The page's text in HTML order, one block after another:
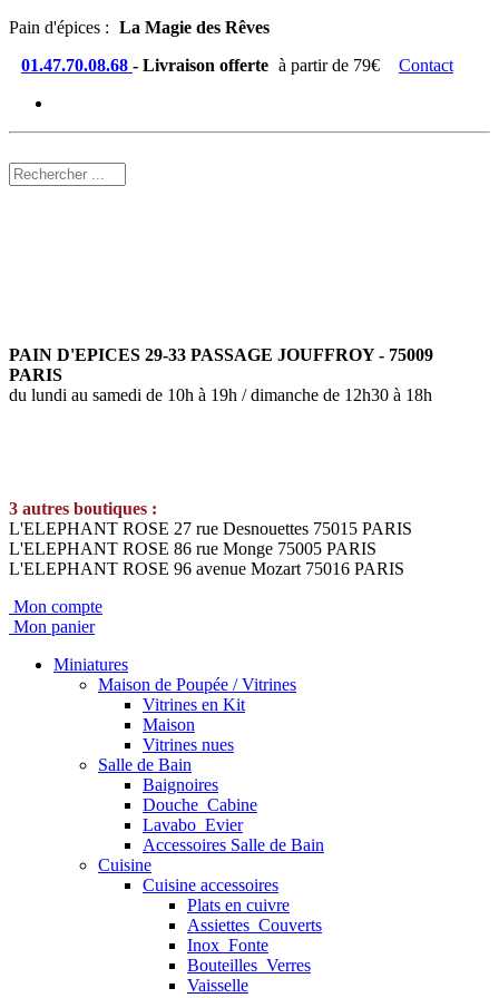
Pain d'épices : La Magie des Rêves
01.47.70.08.68 - Livraison offerte à partir de 79€ Contact
PAIN D'EPICES 29-33 PASSAGE JOUFFROY - 75009
PARIS
du lundi au samedi de 10h à 19h / dimanche de 12h30 à 18h
3 autres boutiques :
L'ELEPHANT ROSE 27 rue Desnouettes 75015 PARIS
L'ELEPHANT ROSE 86 rue Monge 75005 PARIS
L'ELEPHANT ROSE 96 avenue Mozart 75016 PARIS
Mon compte
Mon panier
Miniatures
Maison de Poupée / Vitrines
Vitrines en Kit
Maison
Vitrines nues
Salle de Bain
Baignoires
Douche_Cabine
Lavabo_Evier
Accessoires Salle de Bain
Cuisine
Cuisine accessoires
Plats en cuivre
Assiettes_Couverts
Inox_Fonte
Bouteilles_Verres
Vaisselle